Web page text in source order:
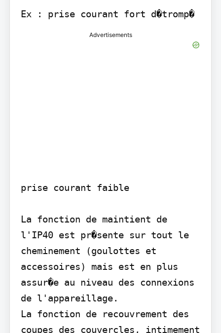
Ex : prise courant fort d�tromp�
Advertisements
prise courant faible
La fonction de maintient de
l'IP40 est pr�sente sur tout le
cheminement (goulottes et
accessoires) mais est en plus
assur�e au niveau des connexions
de l'appareillage.
La fonction de recouvrement des
coupes des couvercles, intimement